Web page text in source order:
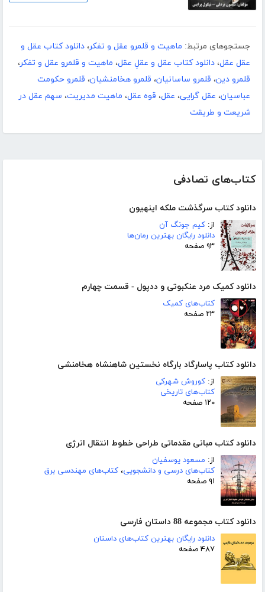
کتاب‌های تصادفی
دانلود کتاب سرگذشت ملکه اینهیون
از: کیم جونگ آن
دانلود رایگان بهترین رمان‌ها
۹۳ صفحه
دانلود کمیک مرد عنکبوتی و ددپول - قسمت چهارم
کتاب‌های کمیک
۲۳ صفحه
دانلود کتاب پاسارگاد بارگاه نخستین شاهنشاه هخامنشی
از: کوروش شهرکی
کتاب‌های تاریخی
۱۲۰ صفحه
دانلود کتاب مبانی مقدماتی طراحی خطوط انتقال انرژی
از: مسعود یوسفیان
کتاب‌های درسی و دانشجویی، کتاب‌های مهندسی برق
۹۱ صفحه
دانلود کتاب مجموعه 88 داستان فارسی
دانلود رایگان بهترین کتاب‌های داستان
۴۸۷ صفحه
جستجوهای مرتبط: ماهیت و قلمرو عقل و تفکر، دانلود کتاب عقل و
عقل عقل، دانلود کتاب عقل و عقلِ عقل، ماهیت و قلمرو عقل و تفکر،
قلمرو دین، قلمرو ساسانیان، قلمرو هخامنشیان، قلمرو حکومت
عباسیان، عقل گرایی، عقل، قوه عقل، ماهیت مدیریت، سهم عقل در
شریعت و طریقت